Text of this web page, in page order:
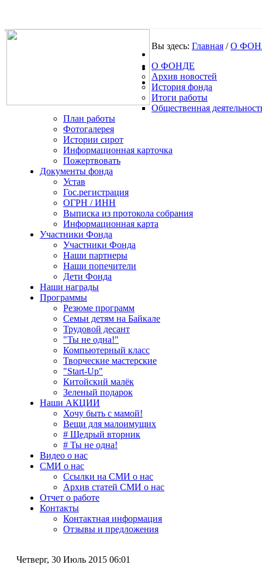
.
Вы здесь: Главная /О
О ФОНДЕ
Архив новостей
История фонда
Итоги работы
Общественная
План работы
Фотогалерея
Истории сирот
Информационная карточка
Пожертвовать
Документы фонда
Устав
Гос.регистрация
ОГРН / ИНН
Выписка из протокола собрания
Информационная карта
Участники Фонда
Участники Фонда
Наши партнеры
Наши попечители
Дети Фонда
Наши награды
Программы
Резюме программ
Семьи детям на Байкале
Трудовой десант
"Ты не одна!"
Компьютерный класс
Творческие мастерские
"Start-Up"
Китойский малёк
Зеленый подарок
Наши АКЦИИ
Хочу быть с мамой!
Вещи для малоимущих
# Щедрый вторник
# Ты не одна!
Видео о нас
СМИ о нас
Ссылки на СМИ о нас
Архив статей СМИ о нас
Отчет о работе
Контакты
Контактная информация
Отзывы и предложения
Четверг, 30 Июль 2015 06:01